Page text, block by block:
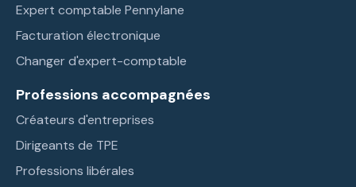
Expert comptable Pennylane
Facturation électronique
Changer d'expert-comptable
Professions accompagnées
Créateurs d'entreprises
Dirigeants de TPE
Professions libérales